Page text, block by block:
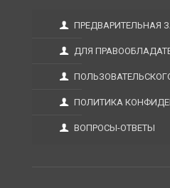
ПРЕДВАРИТЕЛЬНАЯ
ДЛЯ
ПОЛИТИКА
ВОПРОСЫ-ОТВЕТЫ